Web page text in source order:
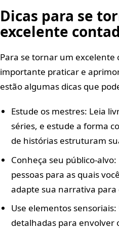
Dicas para se
excelente
Para se tornar um excelente
importante praticar e
estão algumas dicas que
Estude os mestres: Leia
séries, e estude a forma
de histórias estruturam
Conheça seu público-
pessoas para as quais
adapte sua narrativa para
Use elementos sensoriais:
detalhadas para envolver